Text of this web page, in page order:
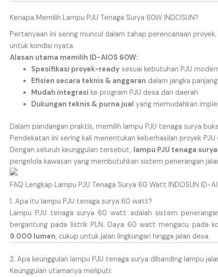
Kenapa Memilih Lampu PJU Tenaga Surya 60W INDOSUN?
Pertanyaan ini sering muncul dalam tahap perencanaan
untuk kondisi nyata.
Alasan utama memilih ID-AIOS 60W:
Spesifikasi proyek-readysesuai kebutuhan PJU
Efisien secara teknis & anggaran dalam jangka panjang
Mudah integrasi ke program PJU desa dan daerah
Dukungan teknis & purna jual yang memudahkan
Dalam pandangan praktis, memilih lampu PJU tenaga surya
Pendekatan ini sering kali menentukan keberhasilan proyek PJU
Dengan seluruh keunggulan tersebut, lampu PJU tenaga
pengelola kawasan yang membutuhkan sistem penerangan
FAQ Lengkap Lampu PJU Tenaga Surya 60 Watt INDOSUN ID-
1. Apa itu lampu PJU tenaga surya 60 watt?
Lampu PJU tenaga surya 60 watt adalah sistem
bergantung pada listrik PLN. Daya 60 watt mengacu pada
9.000 lumen, cukup untuk jalan lingkungan hingga jalan desa.
2. Apa keunggulan lampu PJU tenaga surya dibanding lampu
Keunggulan utamanya meliputi: